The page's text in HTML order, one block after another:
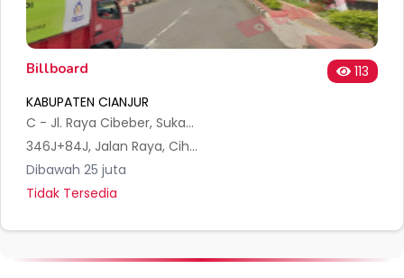
Billboard
113
KABUPATEN CIANJUR
C - Jl. Raya Cibeber, Sukamanah
346J+84J, Jalan Raya, Cihaur, Kec. Cibeber, Cianjur, Jawa Barat 43262, Indonesia
Dibawah 25 juta
Tidak Tersedia